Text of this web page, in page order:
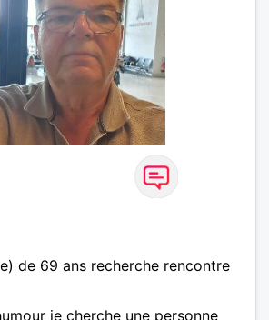
de 69 ans recherche rencontre
je cherche une personne